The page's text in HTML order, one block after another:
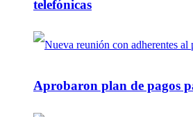
telefónicas
Aprobaron plan de pagos